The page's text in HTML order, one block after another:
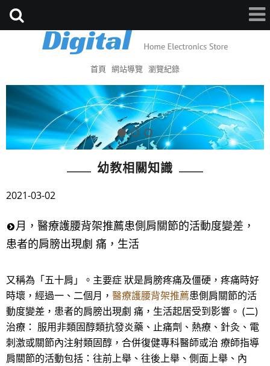
首頁 網站導覽 瀏覽紀錄
幼教相關知識
2021-03-02
月，醫療護腰背架推薦患側肩關節的活動度變差，
患者的肩膀出現劇 痛，生活
又稱為「五十肩」。主要症 狀是肩膀疼痛及僵硬，疼痛時好
時壞，經過一、二個月， 醫療護腰背架推薦患側肩關節的活
動度變差，患者的肩膀出現劇 痛，生活起居受到影響。 (二)
治療： 服用非類固醇類抗發炎藥、止痛劑、熱療、針灸、電
刺激或關節內注射類固醇，合併復健專科醫師或治 療師指導
肩關節的活動包括：往前上舉、往後上舉、側面上舉、內